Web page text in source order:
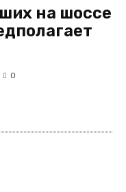
на шоссе
0